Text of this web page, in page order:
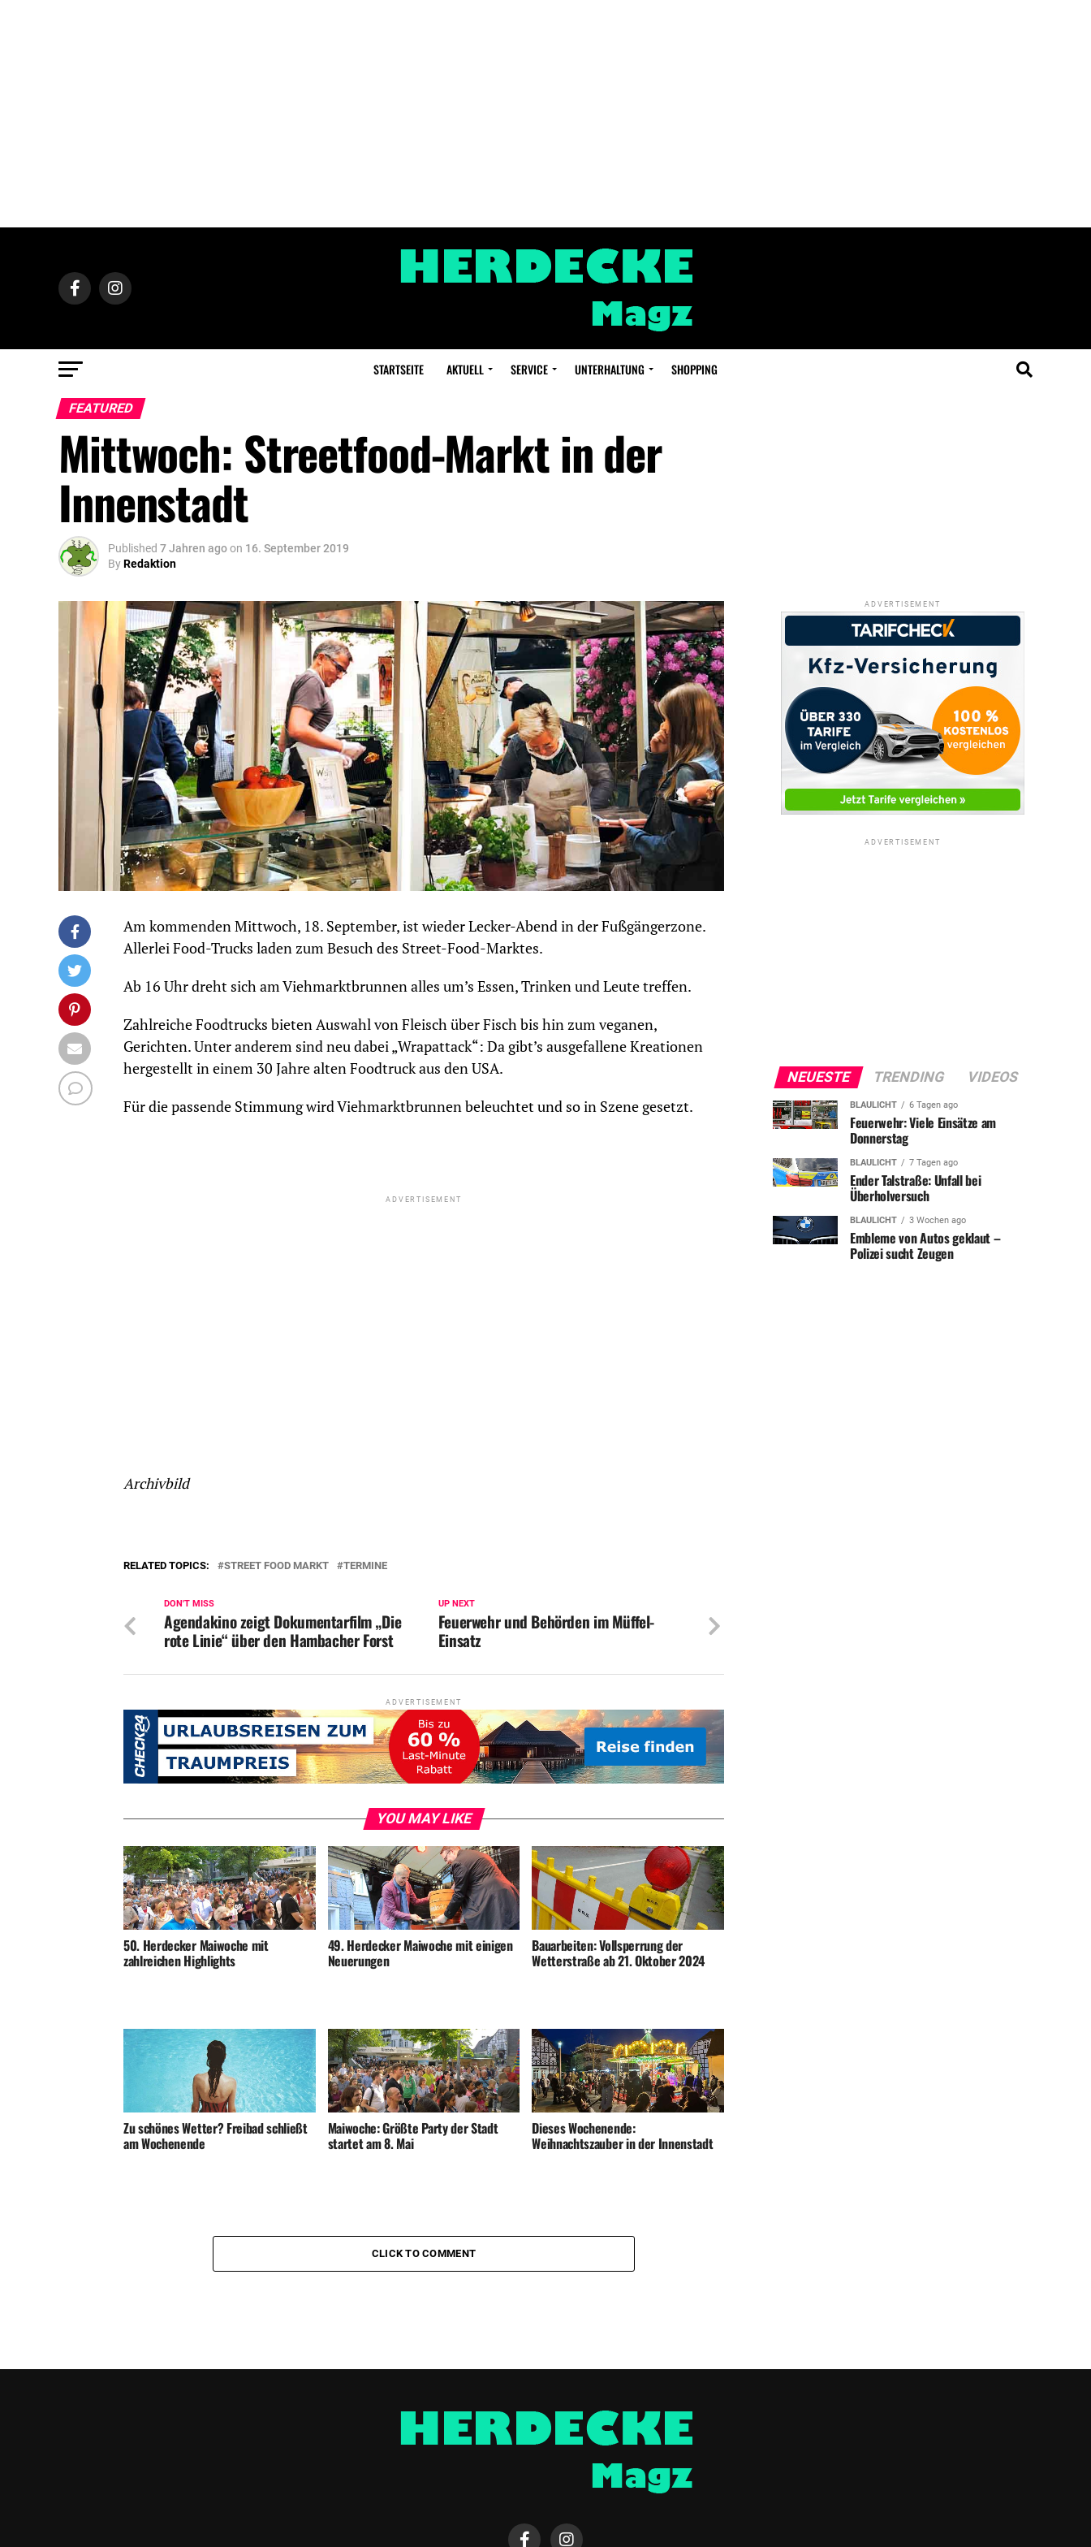
STARTSEITE AKTUELL SERVICE UNTERHALTUNG SHOPPING
FEATURED
Mittwoch: Streetfood-Markt in der
Innenstadt
Published 7 Jahren agoon 16. September 2019
ByRedaktion
Am kommenden Mittwoch, 18. September, ist wieder Lecker-Abend in der Fußgängerzone.
Allerlei Food-Trucks laden zum Besuch des Street-Food-Marktes.
Ab 16 Uhr dreht sich am Viehmarktbrunnen alles um’s Essen, Trinken und Leute treffen.
Zahlreiche Foodtrucks bieten Auswahl von Fleisch über Fisch bis hin zum veganen,
Gerichten. Unter anderem sind neu dabei „Wrapattack“: Da gibt’s ausgefallene Kreationen
hergestellt in einem 30 Jahre alten Foodtruck aus den USA.
Für die passende Stimmung wird Viehmarktbrunnen beleuchtet und so in Szene gesetzt.
ADVERTISEMENT
Archivbild
RELATED TOPICS: STREET FOOD MARKT TERMINE
UP NEXT
Feuerwehr und Behörden im Müffel-
Einsatz
DON'T MISS
Agendakino zeigt Dokumentarfilm „Die
rote Linie“ über den Hambacher Forst
ADVERTISEMENT
YOU MAY LIKE
50. Herdecker Maiwoche mit
zahlreichen Highlights
49. Herdecker Maiwoche mit einigen
Neuerungen
Bauarbeiten: Vollsperrung der
Wetterstraße ab 21. Oktober 2024
Zu schönes Wetter? Freibad schließt
am Wochenende
Maiwoche: Größte Party der Stadt
startet am 8. Mai
Dieses Wochenende:
Weihnachtszauber in der Innenstadt
CLICK TO COMMENT
ADVERTISEMENT
ADVERTISEMENT
NEUESTE TRENDING VIDEOS
BLAULICHT 6 Tagen ago
Feuerwehr: Viele Einsätze am
Donnerstag
BLAULICHT 7 Tagen ago
Ender Talstraße: Unfall bei
Überholversuch
BLAULICHT 3 Wochen ago
Embleme von Autos geklaut –
Polizei sucht Zeugen